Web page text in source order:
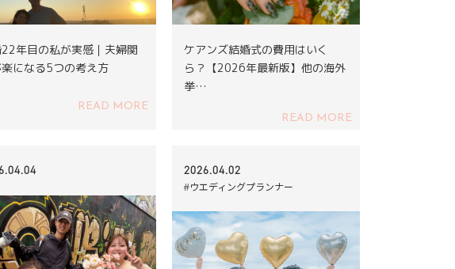
年目の私が実感｜夫婦関
になる5つの考え方
READ MORE
ケアンズ結婚式の費用はいく
ら？【2026年最新版】他の海外
挙…
READ MORE
2026.04.02
#ウエディングプランナー